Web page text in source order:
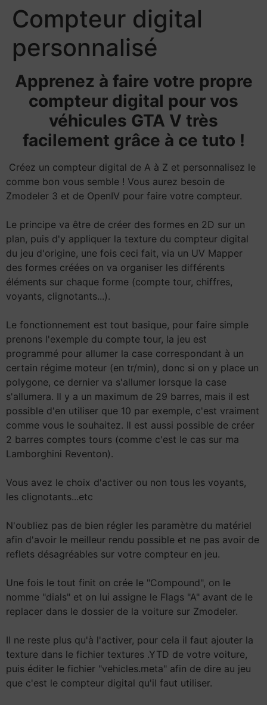
Compteur digital
personnalisé
Apprenez à faire votre propre
compteur digital pour vos
véhicules GTA V très
facilement grâce à ce tuto !
Créez un compteur digital de A à Z et personnalisez le
comme bon vous semble ! Vous aurez besoin de
Zmodeler 3 et de OpenIV pour faire votre compteur.
Le principe va être de créer des formes en 2D sur un
plan, puis d'y appliquer la texture du compteur digital
du jeu d'origine, une fois ceci fait, via un UV Mapper
des formes créées on va organiser les différents
éléments sur chaque forme (compte tour, chiffres,
voyants, clignotants...).
Le fonctionnement est tout basique, pour faire simple
prenons l'exemple du compte tour, la jeu est
programmé pour allumer la case correspondant à un
certain régime moteur (en tr/min), donc si on y place un
polygone, ce dernier va s'allumer lorsque la case
s'allumera. Il y a un maximum de 29 barres, mais il est
possible d'en utiliser que 10 par exemple, c'est vraiment
comme vous le souhaitez. Il est aussi possible de créer
2 barres comptes tours (comme c'est le cas sur ma
Lamborghini Reventon).
Vous avez le choix d'activer ou non tous les voyants,
les clignotants...etc
N'oubliez pas de bien régler les paramètre du matériel
afin d'avoir le meilleur rendu possible et ne pas avoir de
reflets désagréables sur votre compteur en jeu.
Une fois le tout finit on crée le "Compound", on le
nomme "dials" et on lui assigne le Flags "A" avant de le
replacer dans le dossier de la voiture sur Zmodeler.
Il ne reste plus qu'à l'activer, pour cela il faut ajouter la
texture dans le fichier textures .YTD de votre voiture,
puis éditer le fichier "vehicles.meta" afin de dire au jeu
que c'est le compteur digital qu'il faut utiliser.